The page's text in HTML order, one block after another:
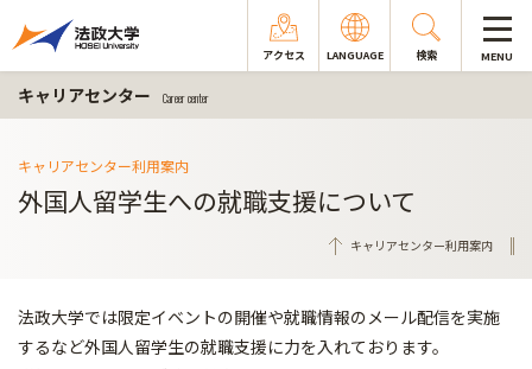
アクセス LANGUAGE 検索 MENU
キャリアセンター Career center
キャリアセンター利用案内
外国人留学生への就職支援について
キャリアセンター利用案内
法政大学では限定イベントの開催や就職情報のメール配信を実施
するなど外国人留学生の就職支援に力を入れております。